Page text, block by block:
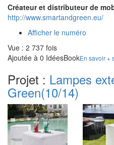
Créateur et distributeur de
http://www.smartandgreen.eu/
Afficher le numéro
Vue : 2 737 fois
Ajoutée à 0 IdéesBookEn savoir +
Projet : Lampes
Green(10/14)